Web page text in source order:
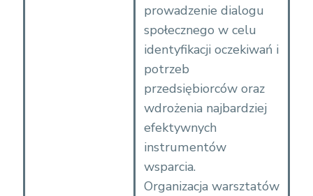
prowadzenie dialogu
społecznego w celu
identyfikacji oczekiwań i
potrzeb
przedsiębiorców oraz
wdrożenia najbardziej
efektywnych
instrumentów
wsparcia.
Organizacja warsztatów